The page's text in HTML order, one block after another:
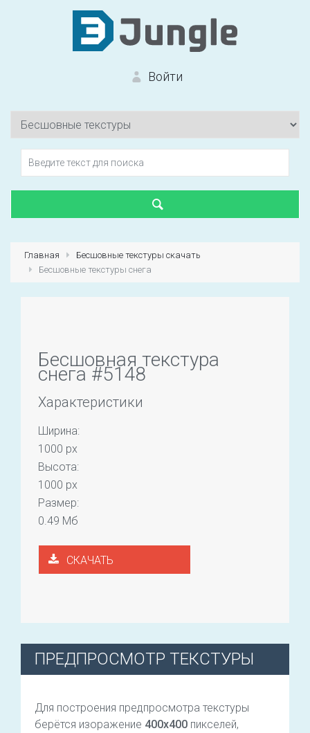
Войти
Вход на сайт
Первый раз?
Главная
Бесшовные текстуры скачать
Бесшовные текстуры снега
Бесшовная текстура
снега #5148
Характеристики
Ширина:
1000 px
Высота:
1000 px
Размер:
0.49 Мб
СКАЧАТЬ
ПРЕДПРОСМОТР ТЕКСТУРЫ
Для построения предпросмотра текстуры
берётся изоражение 400х400 пикселей,